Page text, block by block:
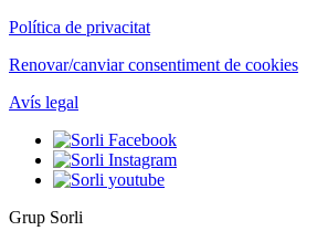
Política de privacitat
Renovar/canviar consentiment de cookies
Avís legal
Grup Sorli